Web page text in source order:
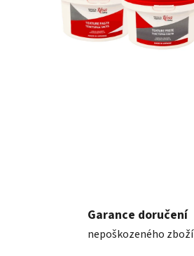
Garance doručení
nepoškozeného zboží